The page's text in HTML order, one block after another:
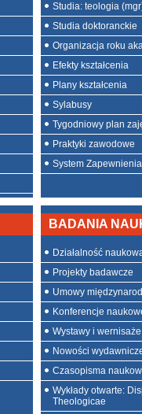
Studia: teologia
Studia doktoranckie
Organizacja roku
Efekty kształcenia
Plany kształcenia
Sylabusy
Tygodniowy plan
Praktyki zawodowe
System
BADANIA
Działalność
Projekty badawcze
Umowy
Konferencje
Wystawy i wernisaże
Nowości
Czasopisma
Wykłady otwarte:
Theologicae